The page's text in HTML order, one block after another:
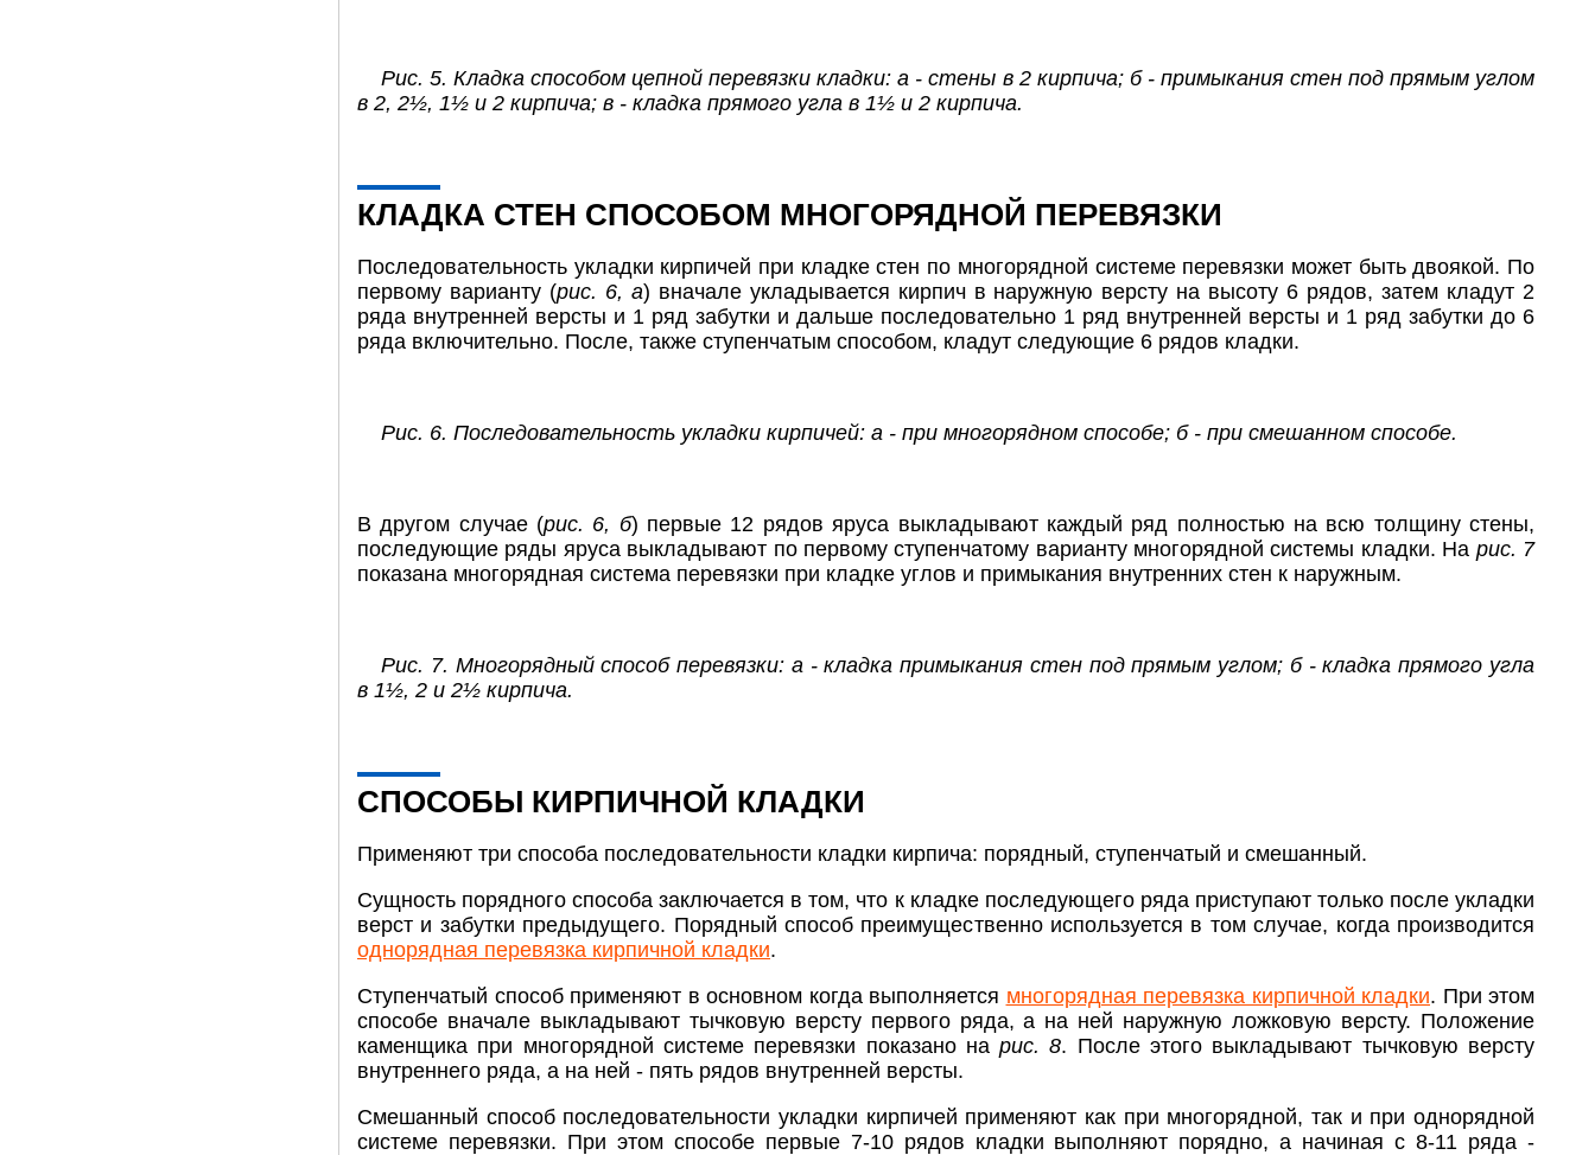
Рис. 5. Кладка способом цепной перевязки кладки: а - стены в 2 кирпича; б - примыкания стен под прямым углом
в 2, 2½, 1½ и 2 кирпича; в - кладка прямого угла в 1½ и 2 кирпича.
КЛАДКА СТЕН СПОСОБОМ МНОГОРЯДНОЙ ПЕРЕВЯЗКИ
Последовательность укладки кирпичей при кладке стен по многорядной системе перевязки может быть двоякой. По
первому варианту (рис. 6, а) вначале укладывается кирпич в наружную версту на высоту 6 рядов, затем кладут 2
ряда внутренней версты и 1 ряд забутки и дальше последовательно 1 ряд внутренней версты и 1 ряд забутки до 6
ряда включительно. После, также ступенчатым способом, кладут следующие 6 рядов кладки.
Рис. 6. Последовательность укладки кирпичей: а - при многорядном способе; б - при смешанном способе.
В другом случае (рис. 6, б) первые 12 рядов яруса выкладывают каждый ряд полностью на всю толщину стены,
последующие ряды яруса выкладывают по первому ступенчатому варианту многорядной системы кладки. На рис. 7
показана многорядная система перевязки при кладке углов и примыкания внутренних стен к наружным.
Рис. 7. Многорядный способ перевязки: а - кладка примыкания стен под прямым углом; б - кладка прямого угла
в 1½, 2 и 2½ кирпича.
СПОСОБЫ КИРПИЧНОЙ КЛАДКИ
Применяют три способа последовательности кладки кирпича: порядный, ступенчатый и смешанный.
Сущность порядного способа заключается в том, что к кладке последующего ряда приступают только после укладки
верст и забутки предыдущего. Порядный способ преимущественно используется в том случае, когда производится
однорядная перевязка кирпичной кладки.
Ступенчатый способ применяют в основном когда выполняется многорядная перевязка кирпичной кладки. При этом
способе вначале выкладывают тычковую версту первого ряда, а на ней наружную ложковую версту. Положение
каменщика при многорядной системе перевязки показано нарис. 8. После этого выкладывают тычковую версту
внутреннего ряда, а на ней - пять рядов внутренней версты.
Смешанный способ последовательности укладки кирпичей применяют как при многорядной, так и при однорядной
системе перевязки. При этом способе первые 7-10 рядов кладки выполняют порядно, а начиная с 8-11 ряда -